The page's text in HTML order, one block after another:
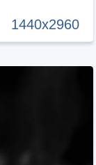
1440x2960